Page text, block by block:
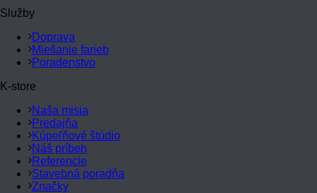
Služby
Doprava
Miešanie farieb
Poradenstvo
K-store
Naša misia
Predajňa
Kúpeľňové štúdio
Náš príbeh
Referencie
Stavebná poradňa
Značky